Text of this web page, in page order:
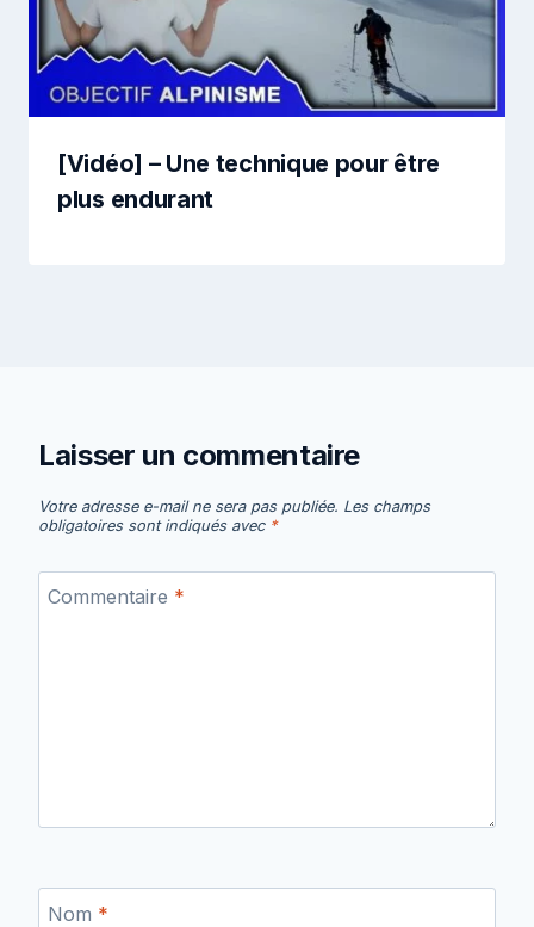
[Vidéo] – Une technique pour être
plus endurant
Laisser un commentaire
Votre adresse e-mail ne sera pas publiée. Les champs
obligatoires sont indiqués avec *
Commentaire *
Nom *